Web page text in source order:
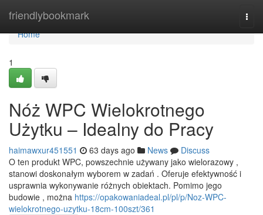
friendlybookmark
Home
Home
1
Nóż WPC Wielokrotnego
Użytku – Idealny do Pracy
haimawxur451551 63 days ago News
Discuss
O ten produkt WPC, powszechnie używany jako wielorazowy ,
stanowi doskonałym wyborem w zadań . Oferuje efektywność i
usprawnia wykonywanie różnych obiektach. Pomimo jego
budowie , można https://opakowaniadeal.pl/pl/p/Noz-WPC-
wielokrotnego-uzytku-18cm-100szt/361